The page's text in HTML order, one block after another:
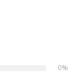
0%